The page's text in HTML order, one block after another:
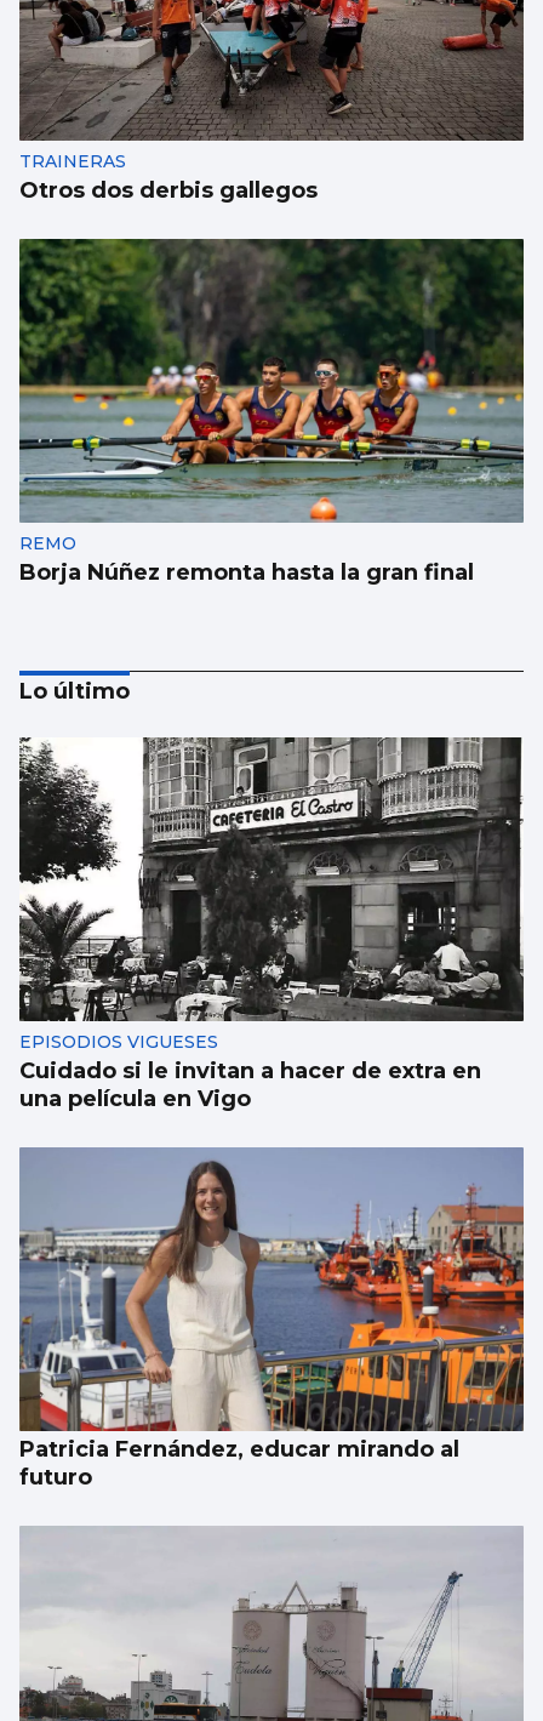
TRAINERAS
Otros dos derbis gallegos
REMO
Borja Núñez remonta hasta la gran final
NATACIÓN
Méndez cae noqueado
Lo último
EPISODIOS VIGUESES
Cuidado si le invitan a hacer de extra en
una película en Vigo
Patricia Fernández, educar mirando al
futuro